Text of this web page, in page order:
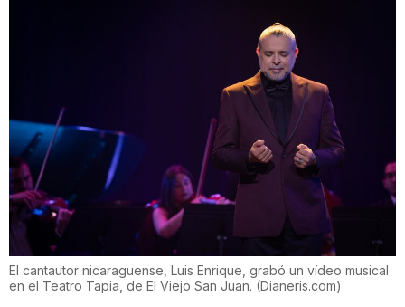
El cantautor nicaraguense, Luis Enrique, grabó un vídeo musical
en el Teatro Tapia, de El Viejo San Juan. (Dianeris.com)